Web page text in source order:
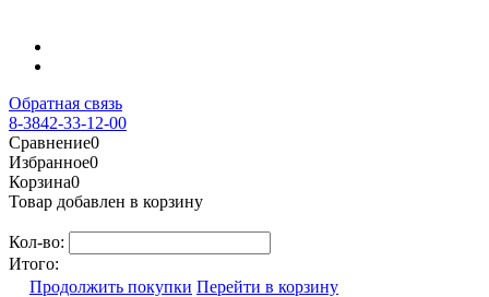
Обратная связь
8-3842-33-12-00
Сравнение0
Избранное0
Корзина0
Товар добавлен в корзину
Кол-во:
Итого:
Продолжить покупки Перейти в корзину